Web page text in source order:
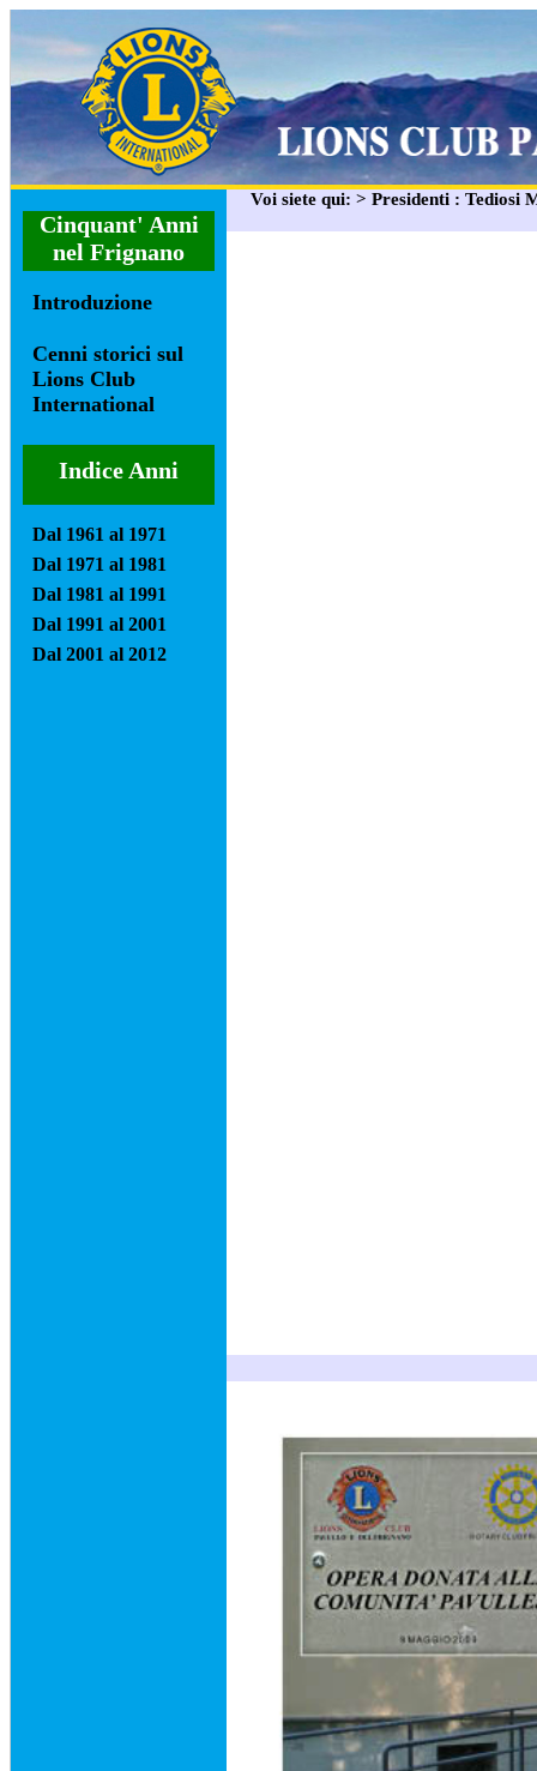
Cinquant' Anni
nel Frignano
Introduzione
Cenni storici sul
Lions Club
International
Indice Anni
Dal 1961 al 1971
Dal 1971 al 1981
Dal 1981 al 1991
Dal 1991 al 2001
Dal 2001 al 2012
Voi siete qui: > Presidenti : Tediosi